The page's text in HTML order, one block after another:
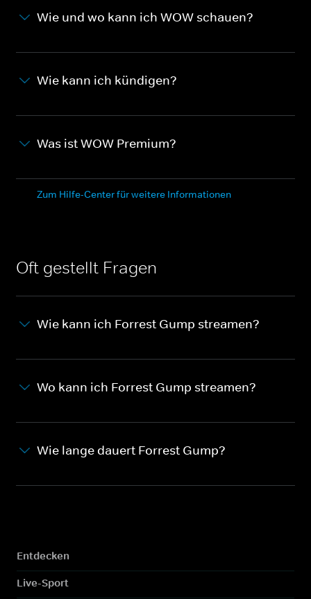
Wie und wo kann ich WOW schauen?
Wie kann ich kündigen?
Was ist WOW Premium?
Zum Hilfe-Center für weitere Informationen
Oft gestellt Fragen
Wie kann ich Forrest Gump streamen?
Wo kann ich Forrest Gump streamen?
Wie lange dauert Forrest Gump?
Entdecken
Live-Sport